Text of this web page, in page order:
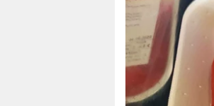
nord
wahrheit
verlag